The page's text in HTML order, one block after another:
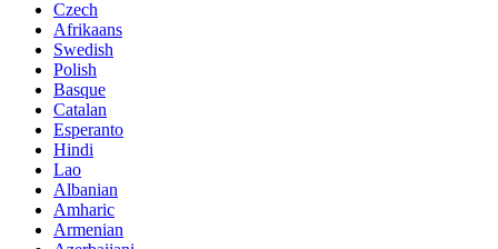
Czech
Afrikaans
Swedish
Polish
Basque
Catalan
Esperanto
Hindi
Lao
Albanian
Amharic
Armenian